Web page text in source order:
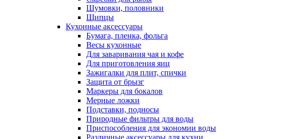
Шумовки, половники
Щипцы
Кухонные аксессуары
Бумага, пленка, фольга
Весы кухонные
Для заваривания чая и кофе
Для приготовления яиц
Зажигалки для плит, спички
Защита от брызг
Маркеры для бокалов
Мерные ложки
Подставки, подносы
Природные фильтры для воды
Приспособления для экономии воды
Различные аксессуары для кухни